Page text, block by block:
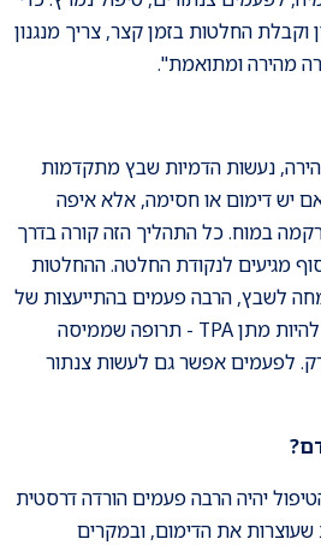
וקבלת החלטות בזמן קצר, צריך מנגנון
מהירה ומתואמת".
נעשות הדמיות שבץ מתקדמות
יש דימום או חסימה, אלא איפה
במוח. כל התהליך הזה קורה בדרך
דקות. בסוף מגיעים לנקודת החלטה. ההחלטות
לשבץ, הרבה פעמים בהתייעצות של
צוות מומחים. הטיפול יכול להיות מתן TPA - תרופה שממיסה
לפעמים אפשר גם לעשות צנתור
?
יהיה הרבה פעמים הורדה דרסטית
את הדימום, ובמקרים